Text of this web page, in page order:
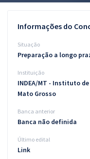
Blog
Aprovados
Informações do
Situação
Preparação a longo
Instituição
INDEA/MT - Instituto
Mato Grosso
Banca anterior
Banca não definida
Último edital
Link